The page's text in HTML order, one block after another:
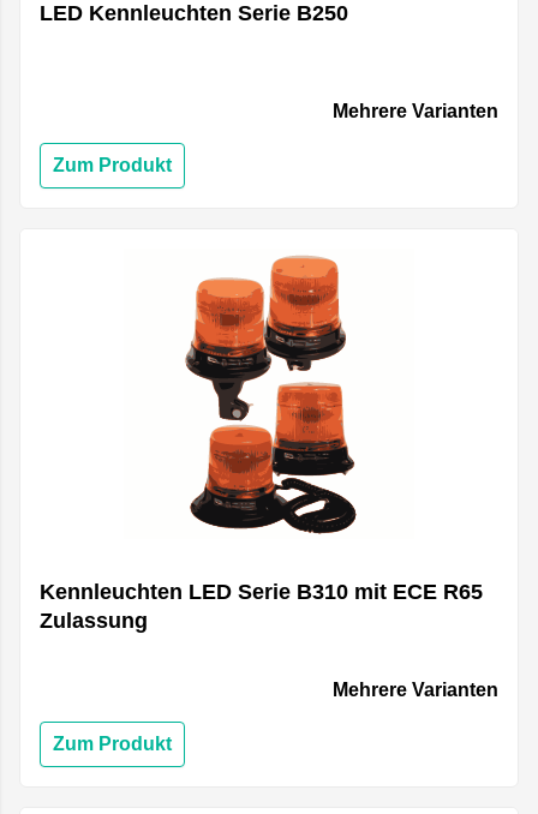
LED Kennleuchten Serie B250
Mehrere Varianten
Zum Produkt
Kennleuchten LED Serie B310 mit ECE R65
Zulassung
Mehrere Varianten
Zum Produkt